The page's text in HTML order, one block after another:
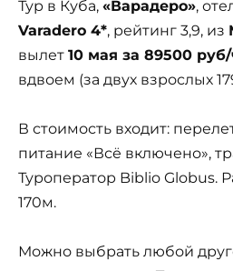
Тур в Куба, «Варадеро»,
Varadero 4*, рейтинг 3,9, из
вылет 10 мая за 89500
вдвоем (за двух взрослых
В стоимость входит:
питание «Всё включено»,
Туроператор Biblio Globus.
170м.
Можно выбрать любой